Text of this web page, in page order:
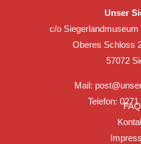
Unser
c/o
Oberes Schloss
57072
Mail:
Telefon: FAQ